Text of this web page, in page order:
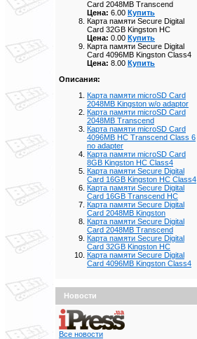
Card 2048MB Transcend
Цена: 6.00 Купить
Карта памяти Secure Digital
Card 32GB Kingston HC
Цена: 0.00 Купить
Карта памяти Secure Digital
Card 4096MB Kingston Class4
Цена: 8.00 Купить
Описания:
Карта памяти microSD Card
2048MB Kingston w/o adaptor
Карта памяти microSD Card
2048MB Transcend
Карта памяти microSD Card
4096MB HC Transcend Class 6
no adapter
Карта памяти microSD Card
8GB Kingston HC Class4
Карта памяти Secure Digital
Card 16GB Kingston HC Class4
Карта памяти Secure Digital
Card 16GB Transcend HC
Карта памяти Secure Digital
Card 2048MB Kingston
Карта памяти Secure Digital
Card 2048MB Transcend
Карта памяти Secure Digital
Card 32GB Kingston HC
Карта памяти Secure Digital
Card 4096MB Kingston Class4
Новости
Все новости